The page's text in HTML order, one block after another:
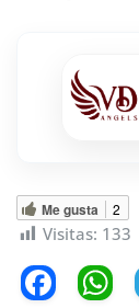
Me gusta 2
Visitas: 133